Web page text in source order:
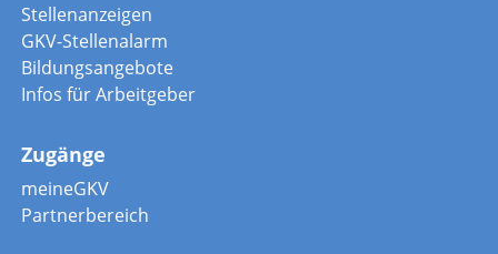
Stellenanzeigen
GKV-Stellenalarm
Bildungsangebote
Infos für Arbeitgeber
Zugänge
meineGKV
Partnerbereich